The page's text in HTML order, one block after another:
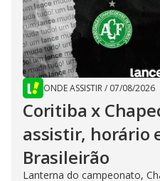
ONDE ASSISTIR/ 07/08/2026
Coritiba x
assistir, horário
Brasileirão
Lanterna do campeonato,